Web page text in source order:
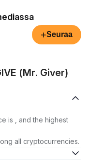
+Seuraa
(Mr. Giver)
is , and the highest
all cryptocurrencies.